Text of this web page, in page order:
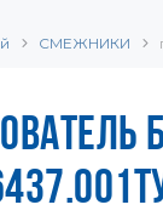
СМЕЖНИКИ